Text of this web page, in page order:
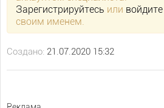
Зарегистрируйтесь или войдите
своим именем.
Создано: 21.07.2020 15:32